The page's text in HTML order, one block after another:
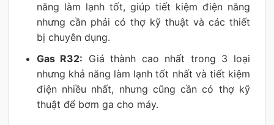
năng làm lạnh tốt, giúp tiết kiệm điện năng
nhưng cần phải có thợ kỹ thuật và các thiết
bị chuyên dụng.
Gas R32: Giá thành cao nhất trong 3 loại
nhưng khả năng làm lạnh tốt nhất và tiết kiệm
điện nhiều nhất, nhưng cũng cần có thợ kỹ
thuật để bơm ga cho máy.